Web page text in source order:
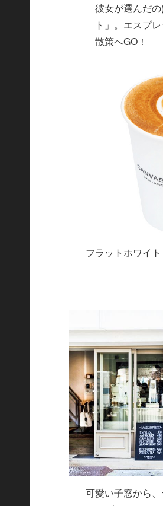
彼女が選んだ
ト」。エスプ
散策へGO！
フラットホワイ
可愛い子窓から